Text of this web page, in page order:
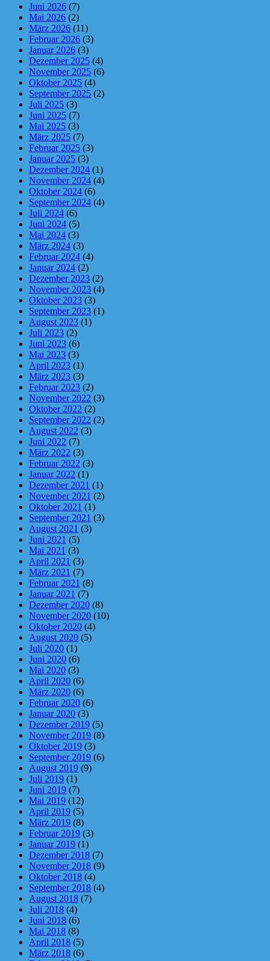
Juni 2026 (7)
Mai 2026 (2)
März 2026 (11)
Februar 2026 (3)
Januar 2026 (3)
Dezember 2025 (4)
November 2025 (6)
Oktober 2025 (4)
September 2025 (2)
Juli 2025 (3)
Juni 2025 (7)
Mai 2025 (3)
März 2025 (7)
Februar 2025 (3)
Januar 2025 (3)
Dezember 2024 (1)
November 2024 (4)
Oktober 2024 (6)
September 2024 (4)
Juli 2024 (6)
Juni 2024 (5)
Mai 2024 (3)
März 2024 (3)
Februar 2024 (4)
Januar 2024 (2)
Dezember 2023 (2)
November 2023 (4)
Oktober 2023 (3)
September 2023 (1)
August 2023 (1)
Juli 2023 (2)
Juni 2023 (6)
Mai 2023 (3)
April 2023 (1)
März 2023 (3)
Februar 2023 (2)
November 2022 (3)
Oktober 2022 (2)
September 2022 (2)
August 2022 (3)
Juni 2022 (7)
März 2022 (3)
Februar 2022 (3)
Januar 2022 (1)
Dezember 2021 (1)
November 2021 (2)
Oktober 2021 (1)
September 2021 (3)
August 2021 (3)
Juni 2021 (5)
Mai 2021 (3)
April 2021 (3)
März 2021 (7)
Februar 2021 (8)
Januar 2021 (7)
Dezember 2020 (8)
November 2020 (10)
Oktober 2020 (4)
August 2020 (5)
Juli 2020 (1)
Juni 2020 (6)
Mai 2020 (3)
April 2020 (6)
März 2020 (6)
Februar 2020 (6)
Januar 2020 (3)
Dezember 2019 (5)
November 2019 (8)
Oktober 2019 (3)
September 2019 (6)
August 2019 (9)
Juli 2019 (1)
Juni 2019 (7)
Mai 2019 (12)
April 2019 (5)
März 2019 (8)
Februar 2019 (3)
Januar 2019 (1)
Dezember 2018 (7)
November 2018 (9)
Oktober 2018 (4)
September 2018 (4)
August 2018 (7)
Juli 2018 (4)
Juni 2018 (6)
Mai 2018 (8)
April 2018 (5)
März 2018 (6)